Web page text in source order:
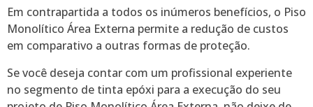
Em contrapartida a todos os inúmeros benefícios, o Piso
Monolítico Área Externa permite a redução de custos
em comparativo a outras formas de proteção.
Se você deseja contar com um profissional experiente
no segmento de tinta epóxi para a execução do seu